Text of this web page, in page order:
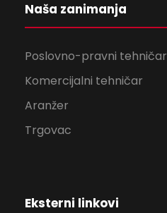
Naša zanimanja
Poslovno-pravni tehničar
Komercijalni tehničar
Aranžer
Trgovac
Eksterni linkovi